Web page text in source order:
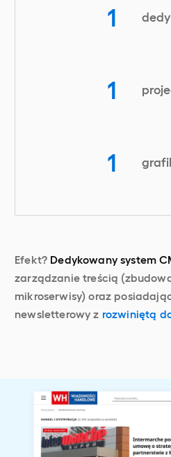
1
1
1
Efekt? Dedykowany system
zarządzanie treścią
mikroserwisy) oraz
newsletterowy z rozwiniętą